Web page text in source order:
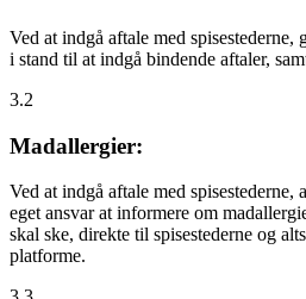
Ved at indgå aftale med
i stand til at indgå bindende aftaler,
3.2
Madallergier:
Ved at indgå aftale med spisestederne,
eget ansvar at informere om
skal ske, direkte til spisestederne og
platforme.